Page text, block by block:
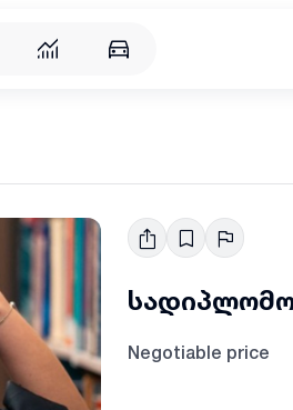
Negotiable price